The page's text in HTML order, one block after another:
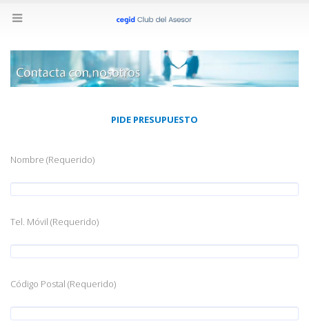
PIDE PRESUPUESTO
Nombre (Requerido)
Tel. Móvil (Requerido)
Código Postal (Requerido)